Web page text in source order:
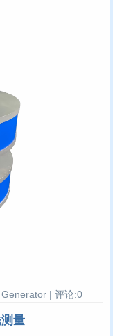
| 评论:0
量